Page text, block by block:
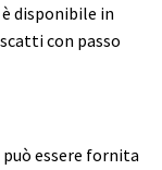
disponibile in
con passo
può essere fornita